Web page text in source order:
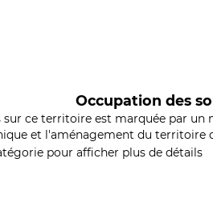
Occupation des
sur ce territoire est marquée par un
et l'aménagement du territoire
pour afficher plus de détails